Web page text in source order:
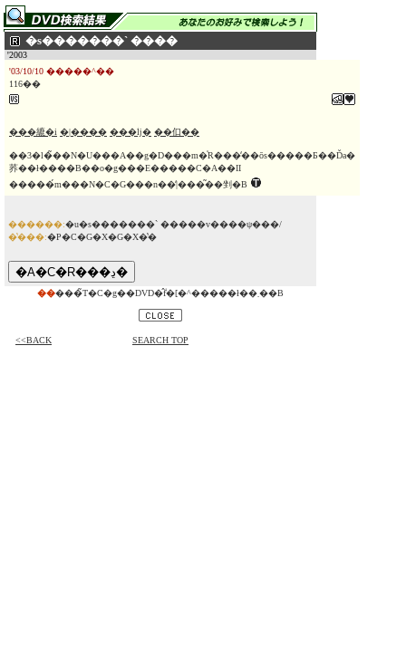
�s�������` ����
'2003
'03/10/10 �����^��
116��
���䌒�i �|���� ���ؗǉ� ��㐰��
��3�l�̃��N�U���A��g�D���m�̍R���̒��ōs�����Ƃ��Ďa�
荞��ł����B��o�g���E�����C�A��II
�����́m���N�C�G���n��̒|���͂��剉�B
������:�u�s�������` �����v����ψ���/
�̔���:�P�C�G�X�G�X�̔�
�� ���̃T�C�g��DVD�̂݃f�[�^�����ł��܂��B
<<BACK SEARCH TOP